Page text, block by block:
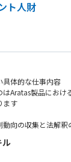
ト人財
体的な仕事内容
Aratas製品におけ
ます
向の収集と法解釈
とインパクトの想定
部門への指示（法
ル